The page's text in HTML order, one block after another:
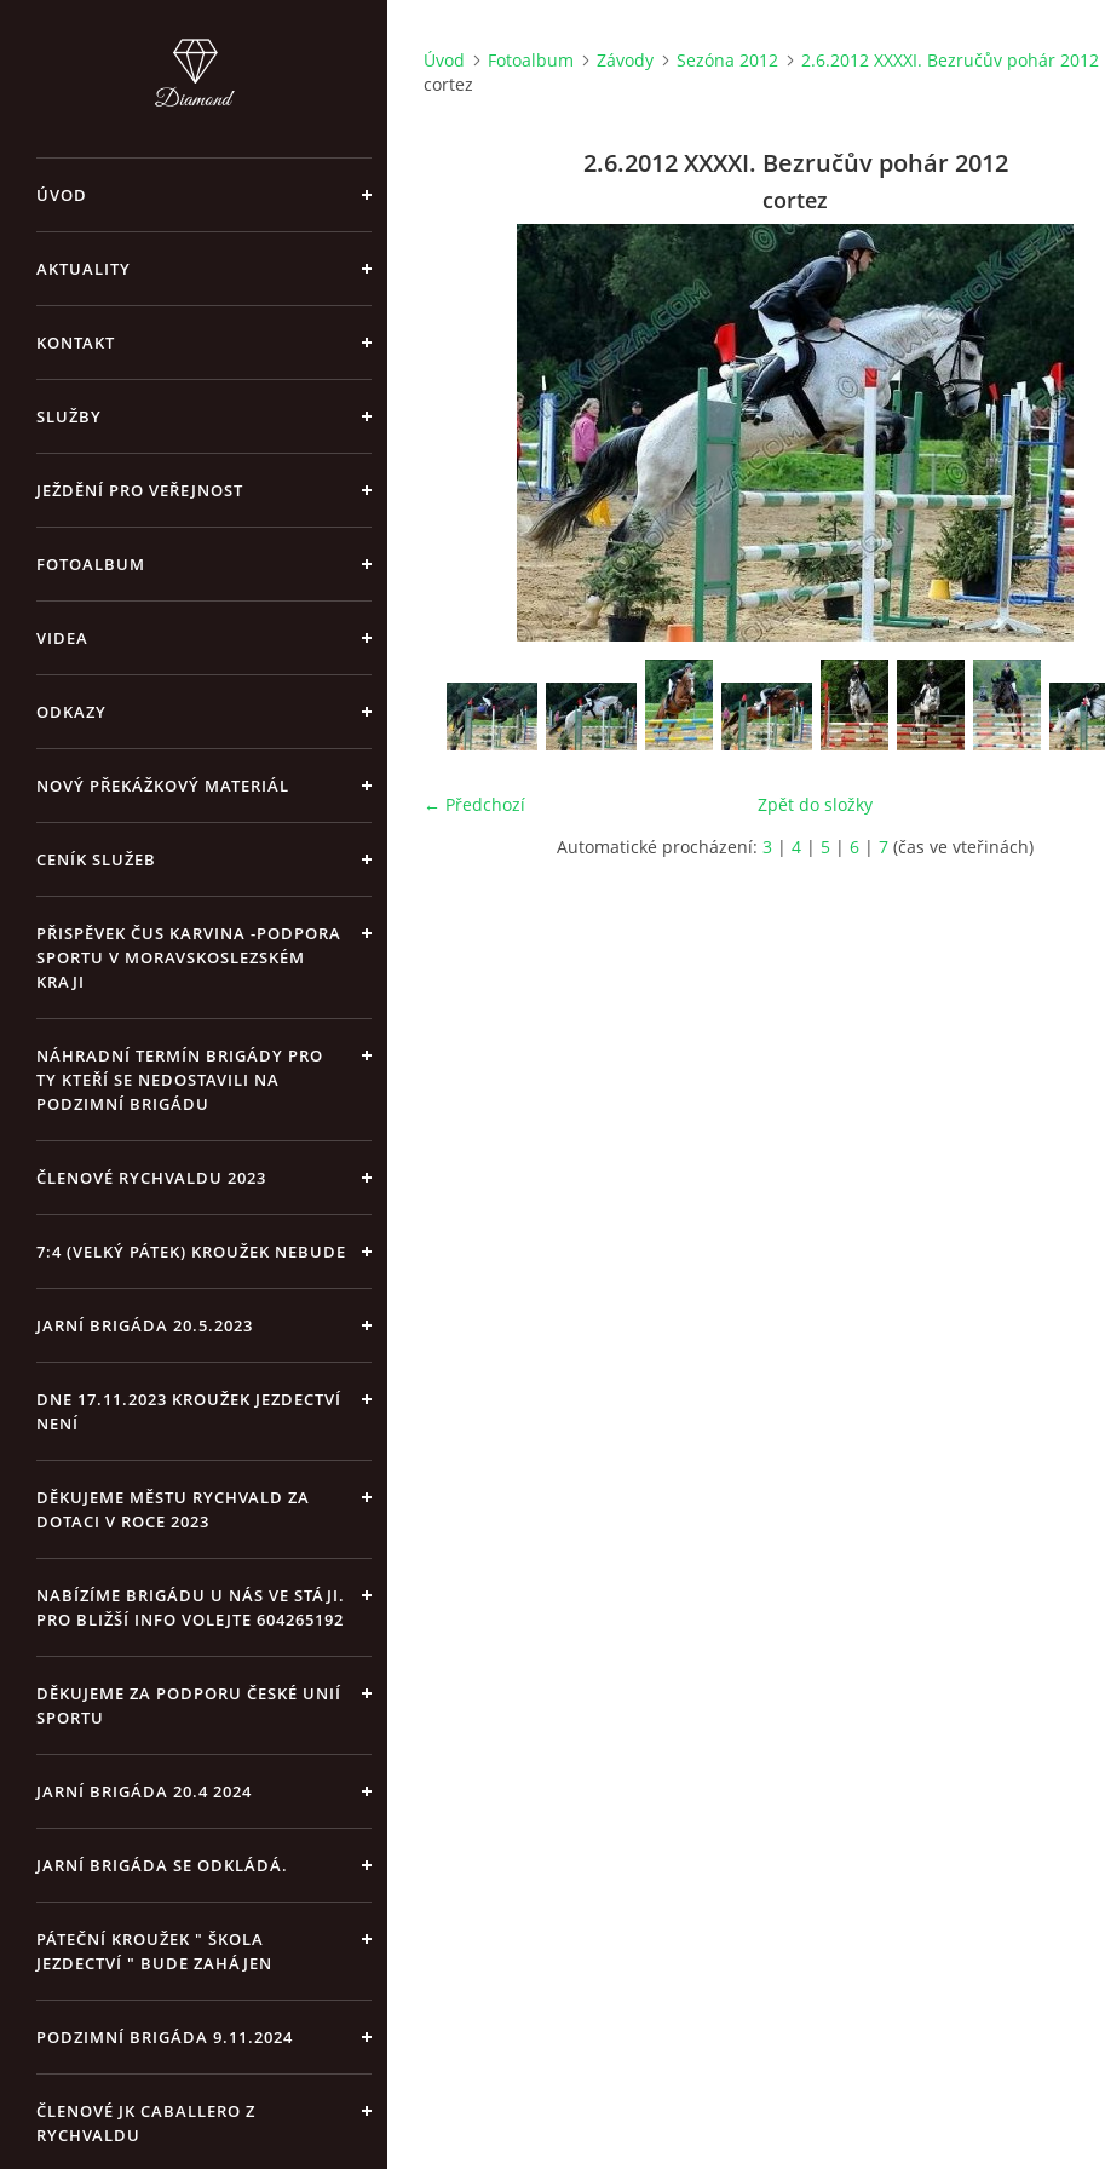
ÚVOD
AKTUALITY
KONTAKT
SLUŽBY
JEŽDĚNÍ PRO VEŘEJNOST
FOTOALBUM
VIDEA
ODKAZY
NOVÝ PŘEKÁŽKOVÝ MATERIÁL
CENÍK SLUŽEB
PŘISPĚVEK ČUS KARVINA -PODPORA
SPORTU V MORAVSKOSLEZSKÉM
KRAJI
NÁHRADNÍ TERMÍN BRIGÁDY PRO
TY KTEŘÍ SE NEDOSTAVILI NA
PODZIMNÍ BRIGÁDU
ČLENOVÉ RYCHVALDU 2023
7:4 (VELKÝ PÁTEK) KROUŽEK NEBUDE
JARNÍ BRIGÁDA 20.5.2023
DNE 17.11.2023 KROUŽEK JEZDECTVÍ
NENÍ
DĚKUJEME MĚSTU RYCHVALD ZA
DOTACI V ROCE 2023
NABÍZÍME BRIGÁDU U NÁS VE STÁJI.
PRO BLIŽŠÍ INFO VOLEJTE 604265192
DĚKUJEME ZA PODPORU ČESKÉ UNIÍ
SPORTU
JARNÍ BRIGÁDA 20.4 2024
JARNÍ BRIGÁDA SE ODKLÁDÁ.
PÁTEČNÍ KROUŽEK " ŠKOLA
JEZDECTVÍ " BUDE ZAHÁJEN
PODZIMNÍ BRIGÁDA 9.11.2024
ČLENOVÉ JK CABALLERO Z
RYCHVALDU
Úvod Fotoalbum Závody Sezóna 2012
2.6.2012 XXXXI. Bezručův pohár 2012
cortez
2.6.2012 XXXXI. Bezručův pohár 2012
cortez
← Předchozí
Zpět do složky
Automatické procházení: 3 | 4 | 5 | 6 | 7 (čas ve vteřinách)